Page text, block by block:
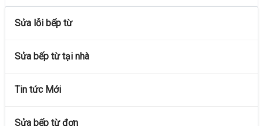
Sửa lỗi bếp từ
Sửa bếp từ tại nhà
Tin tức Mới
Sửa bếp từ đơn